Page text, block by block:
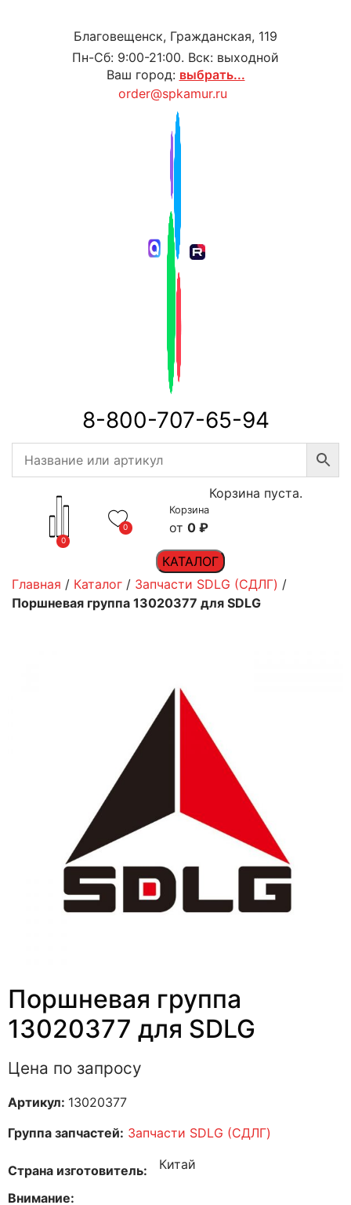
Благовещенск, Гражданская, 119
Пн-Сб: 9:00-21:00. Вск: выходной
Ваш город: выбрать...
order@spkamur.ru
8-800-707-65-94
0
0
Корзина
0 ₽
Корзина пуста.
КАТАЛОГ
Главная / Каталог / Запчасти SDLG (СДЛГ) /
Поршневая группа 13020377 для SDLG
Поршневая группа
13020377 для SDLG
Цена по запросу
Артикул: 13020377
Группа запчастей: Запчасти SDLG (СДЛГ)
Страна изготовитель Китай
Внимание